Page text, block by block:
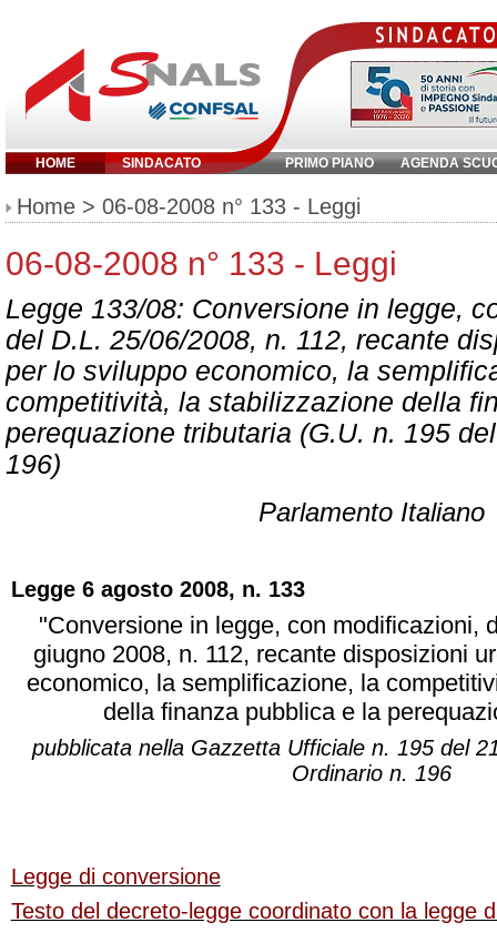
HOME SINDACATO PRIMO PIANO AGENDA
Inserisci parola chiave:
Home > 06-08-2008 n° 133 - Leggi
06-08-2008 n° 133 - Leggi
Legge 133/08: Conversione in legge,
del D.L. 25/06/2008, n. 112, recante
per lo sviluppo economico, la
competitività, la stabilizzazione della
perequazione tributaria (G.U. n. 195
196)
Parlamento Italiano
Legge 6 agosto 2008, n. 133
"Conversione in legge, con modificazioni,
giugno 2008, n. 112, recante disposizioni
economico, la semplificazione, la
della finanza pubblica e la
pubblicata nella Gazzetta Ufficiale n. 195 del
Ordinario n. 196
Legge di conversione
Testo del decreto-legge coordinato con la legge